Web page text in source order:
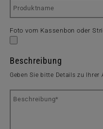
Pflichtfeld
Foto vom Kassenbon oder
Beschreibung
Geben Sie bitte Details zu Ihrer